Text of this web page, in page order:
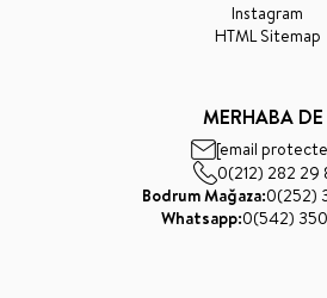
Instagram
HTML Sitemap
MERHABA DE
[email
0(212) 282 29
Bodrum Mağaza:0(252)
Whatsapp:0(542)